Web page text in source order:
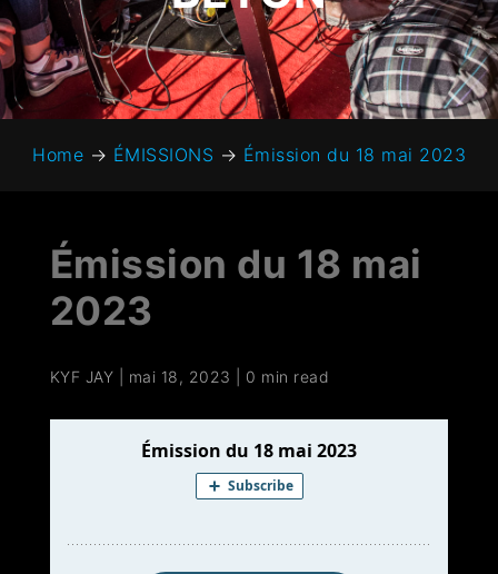
Home → ÉMISSIONS → Émission du 18 mai 2023
Émission du 18 mai
2023
KYF JAY mai 18, 2023 0 min read